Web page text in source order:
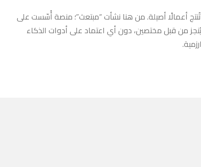
أعمالًا أصيلة. من هنا نشأت “مبتعث”؛ منصة أُسّست على
من قبل مختصين، دون أي اعتماد على أدوات الذكاء